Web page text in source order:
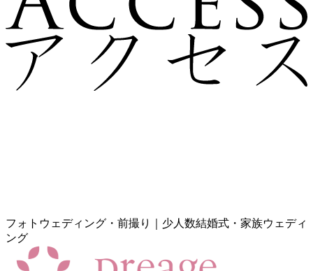
フォトウェディング・前撮り｜少人数結婚式・家族ウェディ
ング